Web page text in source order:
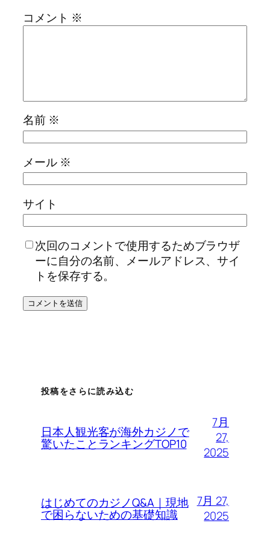
コメント ※
名前 ※
メール ※
サイト
次回のコメントで使用するためブラウザ
ーに自分の名前、メールアドレス、サイ
トを保存する。
投稿をさらに読み込む
日本人観光客が海外カジノで
驚いたことランキングTOP10
7月
27,
2025
はじめてのカジノQ&A｜現地
で困らないための基礎知識
7月 27,
2025